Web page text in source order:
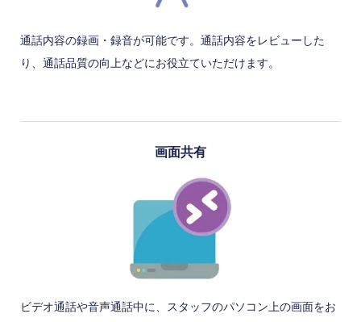
通話内容の録画・録音が可能です。通話内容をレビューした
り、通話品質の向上などにお役立ていただけます。
画面共有
ビデオ通話や音声通話中に、スタッフのパソコン上の画面をお